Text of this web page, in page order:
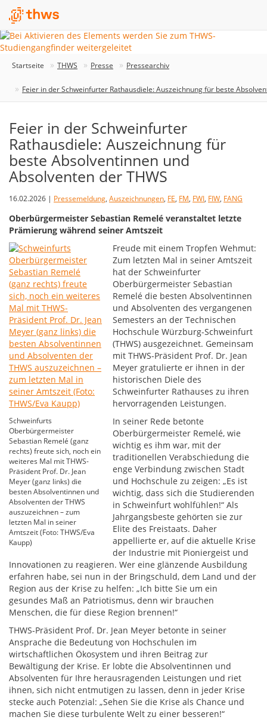
Startseite THWS Presse Pressearchiv
Feier in der Schweinfurter Rathausdiele: Auszeichnung für beste
Feier in der Schweinfurter
Rathausdiele: Auszeichnung für
beste Absolventinnen und
Absolventen der THWS
16.02.2026 | Pressemeldung, Auszeichnungen, FE, FM, FWI, FIW, FANG
Oberbürgermeister Sebastian Remelé veranstaltet letzte
Prämierung während seiner Amtszeit
Schweinfurts
Oberbürgermeister
Sebastian Remelé (ganz
rechts) freute sich, noch ein
weiteres Mal mit THWS-
Präsident Prof. Dr. Jean
Meyer (ganz links) die
besten Absolventinnen und
Absolventen der THWS
auszuzeichnen – zum
letzten Mal in seiner
Amtszeit (Foto: THWS/Eva
Kaupp)
Freude mit einem Tropfen Wehmut:
Zum letzten Mal in seiner Amtszeit
hat der Schweinfurter
Oberbürgermeister Sebastian
Remelé die besten Absolventinnen
und Absolventen des vergangenen
Semesters an der Technischen
Hochschule Würzburg-Schweinfurt
(THWS) ausgezeichnet. Gemeinsam
mit THWS-Präsident Prof. Dr. Jean
Meyer gratulierte er ihnen in der
historischen Diele des
Schweinfurter Rathauses zu ihren
hervorragenden Leistungen.
In seiner Rede betonte
Oberbürgermeister Remelé, wie
wichtig es ihm war, mit der
traditionellen Verabschiedung die
enge Verbindung zwischen Stadt
und Hochschule zu zeigen: „Es ist
wichtig, dass sich die Studierenden
in Schweinfurt wohlfühlen!“ Als
Jahrgangsbeste gehörten sie zur
Elite des Freistaats. Daher
appellierte er, auf die aktuelle Krise
der Industrie mit Pioniergeist und
Innovationen zu reagieren. Wer eine glänzende Ausbildung
erfahren habe, sei nun in der Bringschuld, dem Land und der
Region aus der Krise zu helfen: „Ich bitte Sie um ein
gesundes Maß an Patriotismus, denn wir brauchen
Menschen, die für diese Region brennen!“
THWS-Präsident Prof. Dr. Jean Meyer betonte in seiner
Ansprache die Bedeutung von Hochschulen im
wirtschaftlichen Ökosystem und ihren Beitrag zur
Bewältigung der Krise. Er lobte die Absolventinnen und
Absolventen für Ihre herausragenden Leistungen und riet
ihnen, sich nicht entmutigen zu lassen, denn in jeder Krise
stecke auch Potenzial: „Sehen Sie die Krise als Chance und
machen Sie diese turbulente Welt zu einer besseren!“